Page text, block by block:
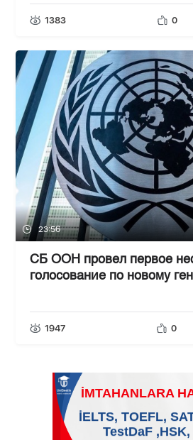
1383 0
23:56
СБ ООН провел первое
голосование по новому
1947 0